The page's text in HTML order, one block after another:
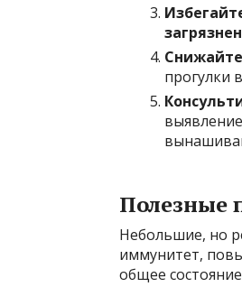
Снижайте
прогулки
Полезные
Небольшие, но
иммунитет,
общее